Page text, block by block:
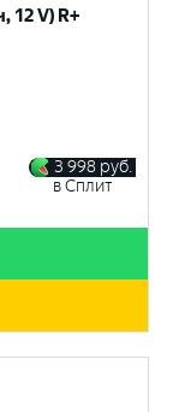
12 V) R+
3 998 руб.
в Сплит